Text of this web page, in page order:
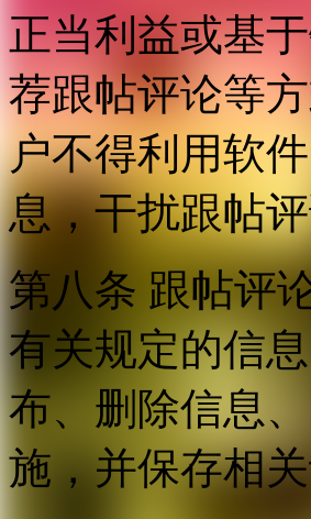
正当利益或基
荐跟帖评论等
户不得利用软
息，干扰跟帖
第八条 跟帖评
有关规定的信
布、删除信息
施，并保存相